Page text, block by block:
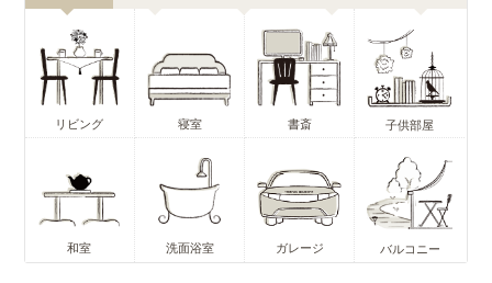
リビング 寝室 書斎 子供部屋
和室 洗面浴室 ガレージ バルコニー